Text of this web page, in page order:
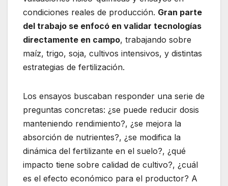
condiciones reales de producción. Gran parte
del trabajo se enfocó en validar tecnologías
directamente en campo, trabajando sobre
maíz, trigo, soja, cultivos intensivos, y distintas
estrategias de fertilización.
Los ensayos buscaban responder una serie de
preguntas concretas: ¿se puede reducir dosis
manteniendo rendimiento?, ¿se mejora la
absorción de nutrientes?, ¿se modifica la
dinámica del fertilizante en el suelo?, ¿qué
impacto tiene sobre calidad de cultivo?, ¿cuál
es el efecto económico para el productor? A